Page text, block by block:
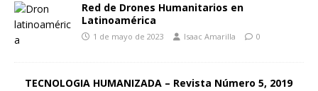
Red de Drones Humanitarios en
Latinoamérica
1 de mayo de 2023 Isaac Amarilla 0
TECNOLOGIA HUMANIZADA – Revista Número 5, 2019